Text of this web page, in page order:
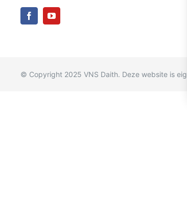
© Copyright 2025 VNS Daith. Deze website is